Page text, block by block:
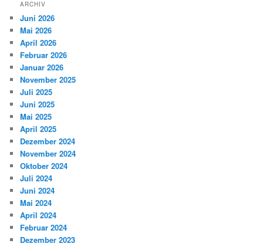
ARCHIV
Juni 2026
Mai 2026
April 2026
Februar 2026
Januar 2026
November 2025
Juli 2025
Juni 2025
Mai 2025
April 2025
Dezember 2024
November 2024
Oktober 2024
Juli 2024
Juni 2024
Mai 2024
April 2024
Februar 2024
Dezember 2023